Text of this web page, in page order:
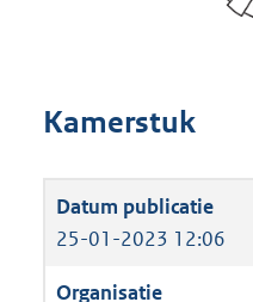
Kamerstuk
25-01-2023 12:06